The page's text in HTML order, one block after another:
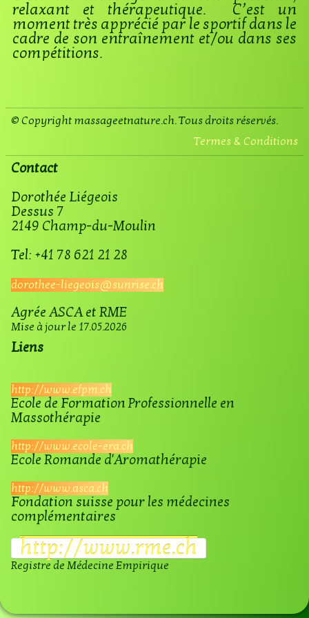
relaxant et thérapeutique. C’est un
moment très apprécié par le sportif dans le
cadre de son entraînement et/ou dans ses
compétitions.
© Copyright massageetnature.ch. Tous droits réservés.
Termes & Conditions
Contact
Dorothée Liégeois
Dessus 7
2149 Champ-du-Moulin
Tel: +41 78 621 21 28
dorothee-liegeois@sunrise.ch
​Agrée ASCA et RME
Mise à jour le 17.05.2026
Liens
http://www.efpm.ch​
Ecole de Formation Professionnelle en
Massothérapie
http://www.ecole-era.ch
Ecole Romande d'Aromathérapie
http://www.asca.ch
Fondation suisse pour les médecines
complémentaires
​http://www.rme.ch
Registre de Médecine Empirique